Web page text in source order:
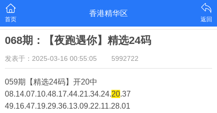
首页
香港精华区
返回
068期：【夜跑遇你】精选24码
发表于：2025-03-16 00:55:05 5992722
059期【精选24码】开20中
08.14.07.10.48.17.44.21.34.24.20.37
49.16.47.19.29.36.13.09.22.11.28.01